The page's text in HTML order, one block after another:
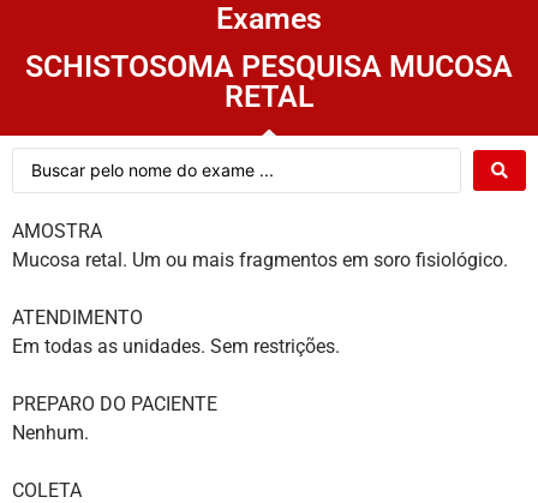
Exames
SCHISTOSOMA PESQUISA MUCOSA
RETAL
AMOSTRA
Mucosa retal. Um ou mais fragmentos em soro fisiológico.
ATENDIMENTO
Em todas as unidades. Sem restrições.
PREPARO DO PACIENTE
Nenhum.
COLETA